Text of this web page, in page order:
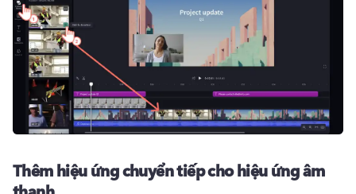
Thêm hiệu ứng chuyển tiếp cho hiệu ứng âm